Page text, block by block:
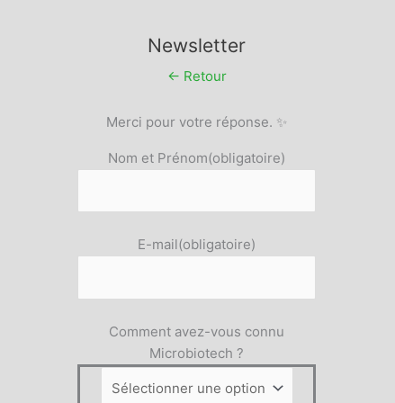
Newsletter
← Retour
Merci pour votre réponse. ✨
Nom et Prénom(obligatoire)
E-mail(obligatoire)
Comment avez-vous connu
Microbiotech ?